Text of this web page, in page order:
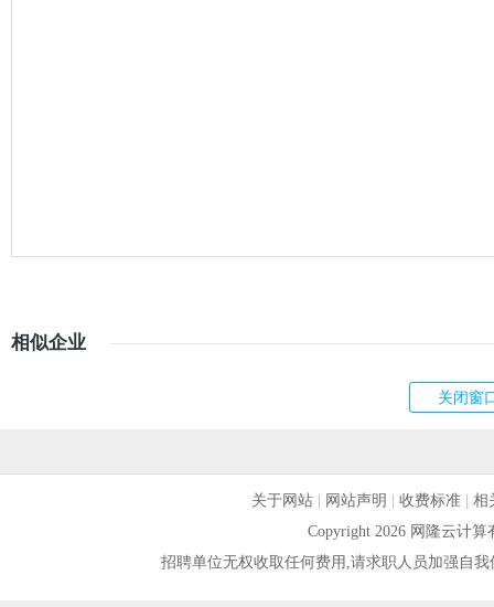
相似企业
关于网站| 网站声明 收费标准| 相
Copyright 2026 网隆云计
招聘单位无权收取任何费用,请求职人员加强自